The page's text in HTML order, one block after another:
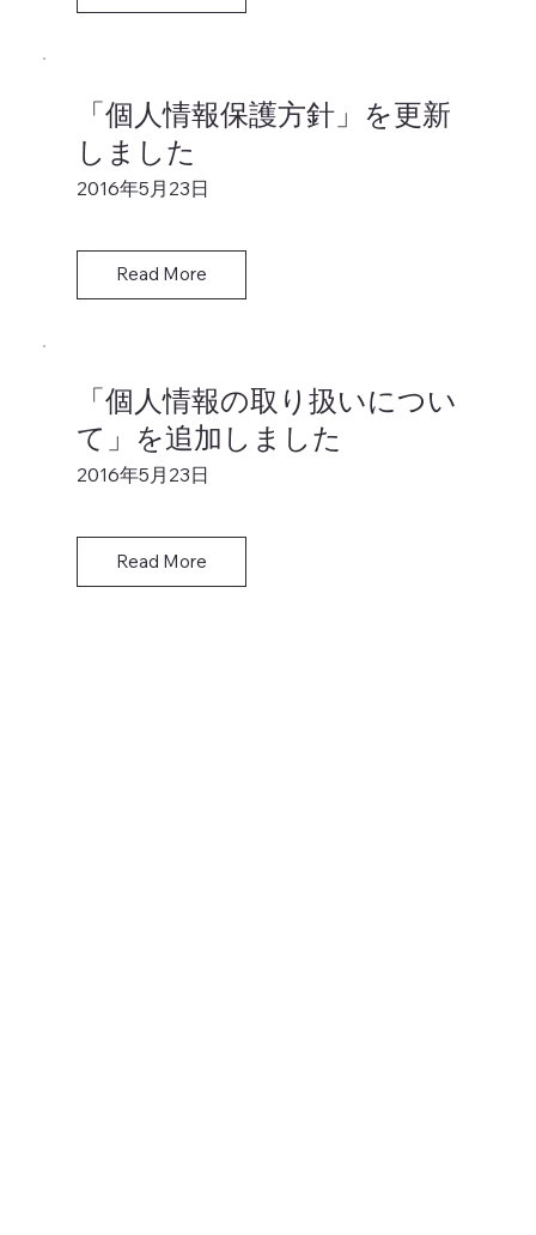
「個人情報保護方針」を更新
しました
2016年5月23日
Read More
「個人情報の取り扱いについ
て」を追加しました
2016年5月23日
Read More